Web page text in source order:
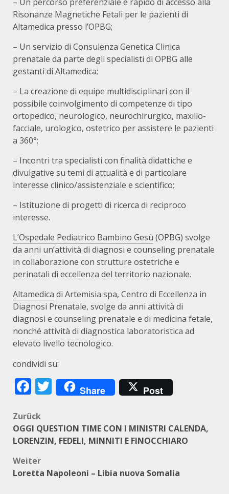
Risonanze Magnetiche Fetali per le pazienti di
Altamedica presso l’OPBG;
– Un servizio di Consulenza Genetica Clinica
prenatale da parte degli specialisti di OPBG alle
gestanti di Altamedica;
– La creazione di equipe multidisciplinari con il
possibile coinvolgimento di competenze di tipo
ortopedico, neurologico, neurochirurgico, maxillo-
facciale, urologico, ostetrico per assistere le pazienti
a 360°;
– Incontri tra specialisti con finalità didattiche e
divulgative su temi di attualità e di particolare
interesse clinico/assistenziale e scientifico;
– Istituzione di progetti di ricerca di reciproco
interesse.
L’Ospedale Pediatrico Bambino Gesù (OPBG) svolge
da anni un’attività di diagnosi e counseling prenatale
in collaborazione con strutture ostetriche e
perinatali di eccellenza del territorio nazionale.
Altamedica di Artemisia spa, Centro di Eccellenza in
Diagnosi Prenatale, svolge da anni attività di
diagnosi e counseling prenatale e di medicina fetale,
nonché attività di diagnostica laboratoristica ad
elevato livello tecnologico.
condividi su:
Facebook
Twitter
Share Post
Beitragsnavigation
Zurück
OGGI QUESTION TIME CON I MINISTRI CALENDA,
LORENZIN, FEDELI, MINNITI E FINOCCHIARO
Weiter
Loretta Napoleoni – Libia nuova Somalia